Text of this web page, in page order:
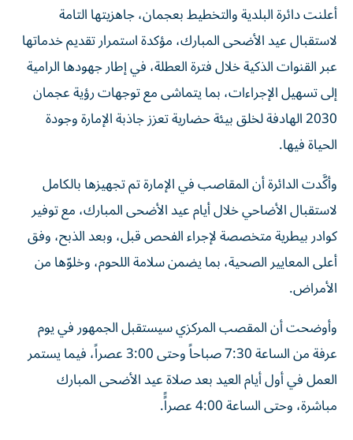
أعلنت دائرة البلدية والتخطيط بعجمان، جاهزيتها التامة
لاستقبال عيد الأضحى المبارك، مؤكدة استمرار تقديم خدماتها
عبر القنوات الذكية خلال فترة العطلة، في إطار جهودها الرامية
إلى تسهيل الإجراءات، بما يتماشى مع توجهات رؤية عجمان
2030 الهادفة لخلق بيئة حضارية تعزز جاذبة الإمارة وجودة
الحياة فيها.
وأكَّدت الدائرة أن المقاصب في الإمارة تم تجهيزها بالكامل
لاستقبال الأضاحي خلال أيام عيد الأضحى المبارك، مع توفير
كوادر بيطرية متخصصة لإجراء الفحص قبل، وبعد الذبح، وفق
أعلى المعايير الصحية، بما يضمن سلامة اللحوم، وخلوّها من
الأمراض.
وأوضحت أن المقصب المركزي سيستقبل الجمهور في يوم
عرفة من الساعة 7:30 صباحاً وحتى 3:00 عصراً، فيما يستمر
العمل في أول أيام العيد بعد صلاة عيد الأضحى المبارك
مباشرة، وحتى الساعة 4:00 عصراًً.